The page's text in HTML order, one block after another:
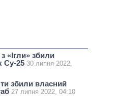
«Ігли» збили
Су-25 30 липня 2022,
збили власний
27 липня 2022, 04:10